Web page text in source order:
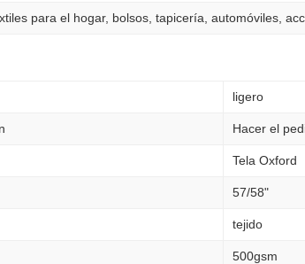
para el hogar, bolsos, tapicería, automóviles,
ligero
Hacer el
Tela Oxford
57/58"
tejido
500gsm